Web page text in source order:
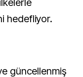
hedefliyor.
güncellenmiş